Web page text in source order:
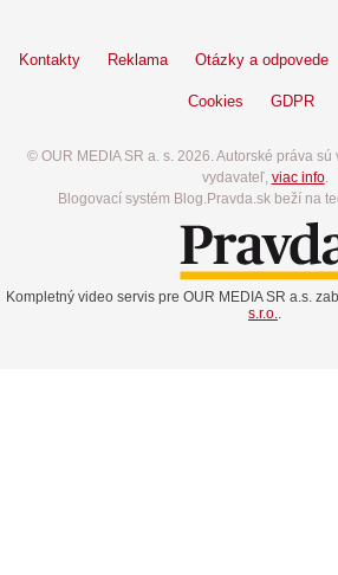
Kontakty Reklama Otázky a odpovede
Cookies GDPR
© OUR MEDIA SR a. s. 2026. Autorské práva
vydavateľ, viac info.
Blogovací systém Blog.Pravda.sk beží na
Kompletný video servis pre OUR MEDIA SR a.s.
s.r.o.